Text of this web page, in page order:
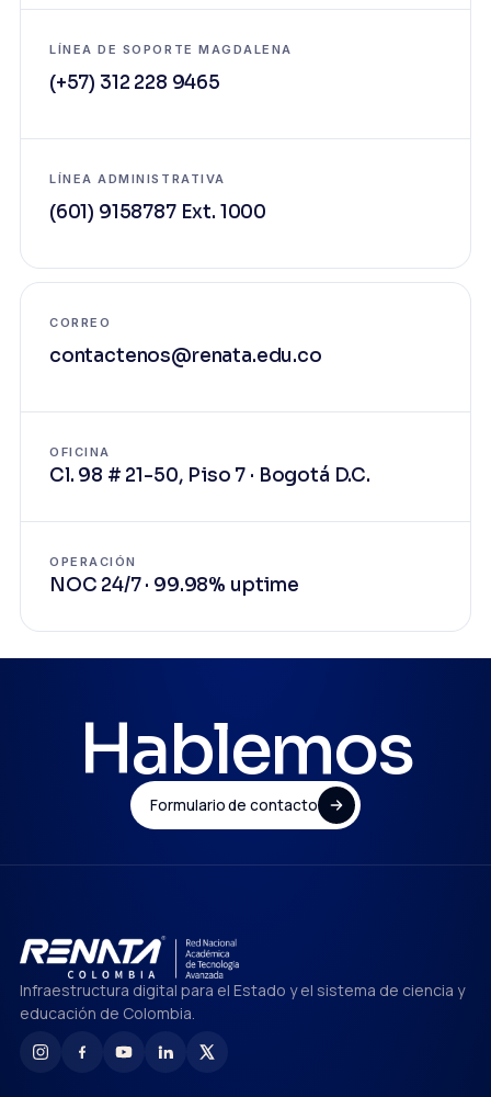
LÍNEA DE SOPORTE MAGDALENA
(+57) 312 228 9465
LÍNEA ADMINISTRATIVA
(601) 9158787Ext. 1000
CORREO
contactenos@renata.edu.co
OFICINA
Cl. 98 # 21-50, Piso 7 · Bogotá D.C.
OPERACIÓN
NOC 24/7 · 99.98% uptime
Hablemos
Formulario de contacto
Infraestructura digital para el Estado y el sistema de ciencia y
educación de Colombia.